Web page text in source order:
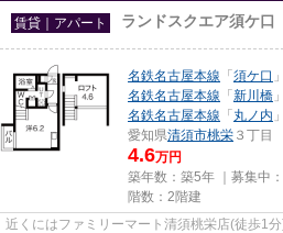
賃貸｜アパート ランドスクエア須ケ口
名鉄名古屋本線 「 須ケ口
名鉄名古屋本線 「 新川橋
名鉄名古屋本線 「 丸ノ内
愛知県清須市桃栄 ３丁目
4.6万円
築年数：築5年 ｜募集中：
階数：2階建
近くにはファミリーマート清須桃栄店(徒歩1